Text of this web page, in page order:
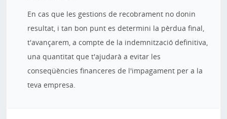
En cas que les gestions de recobrament no donin
resultat, i tan bon punt es determini la pèrdua final,
t'avançarem, a compte de la indemnització definitiva,
una quantitat que t'ajudarà a evitar les
conseqüències financeres de l'impagament per a la
teva empresa.